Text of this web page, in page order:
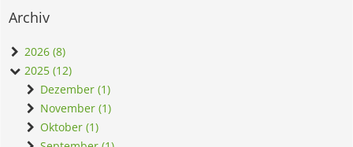
Archiv
2026 (8)
2025 (12)
Dezember (1)
November (1)
Oktober (1)